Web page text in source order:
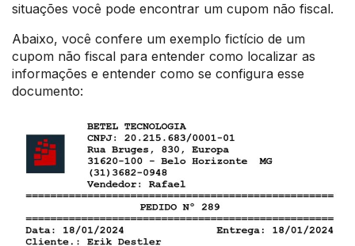
situações você pode encontrar um cupom não fiscal.
Abaixo, você confere um exemplo fictício de um
cupom não fiscal para entender como localizar as
informações e entender como se configura esse
documento: